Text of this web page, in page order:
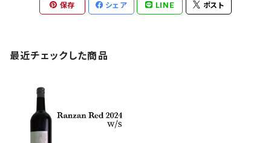
保存 シェア LINE ポスト
最近チェックした商品